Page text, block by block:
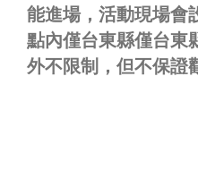
能進場，活動現場會
點內僅台東縣僅台東
外不限制，但不保證